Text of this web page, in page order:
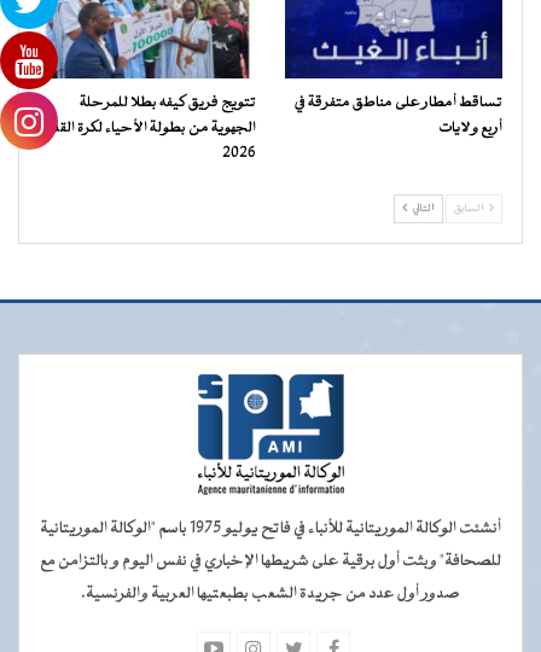
تساقط أمطار على مناطق متفرقة في
أربع ولايات
تتويج فريق كيفه بطلا للمرحلة
الجهوية من بطولة الأحياء لكرة القدم
2026
السابق التالي
أنشئت الوكالة الموريتانية للأنباء في فاتح يوليو 1975 باسم "الوكالة الموريتانية
للصحافة" وبثت أول برقية على شريطها الإخباري في نفس اليوم و بالتزامن مع
صدور أول عدد من جريدة الشعب بطبعتيها العربية والفرنسية.